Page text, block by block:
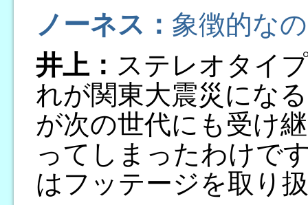
ノーネス： 象徴的な
井上： ステレオタイ
れが関東大震災にな
が次の世代にも受け
ってしまったわけで
はフッテージを取り